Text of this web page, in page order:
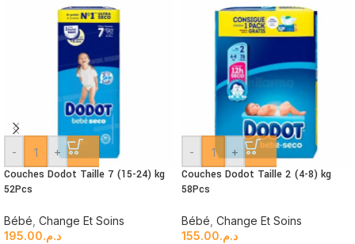
- +
Couches Dodot Taille 7 (15-24) kg
52Pcs
Bébé Change Et Soins
د.م.195.00
- +
Couches Dodot Taille 2 (4-8) kg
58Pcs
Bébé Change Et Soins
د.م.155.00